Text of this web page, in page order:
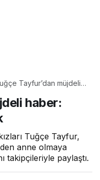
Tayfur’dan müjdeli
haber:
Tuğçe Tayfur,
anne olmaya
takipçileriyle paylaştı.